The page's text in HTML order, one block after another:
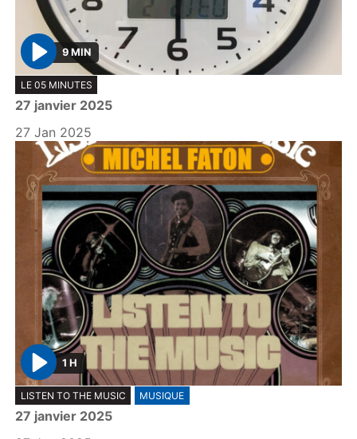
P
l
a
y
9 MIN
LE 05 MINUTES
27 janvier 2025
27 Jan 2025
P
l
a
1 H
LISTEN TO THE MUSIC MUSIQUE
27 janvier 2025